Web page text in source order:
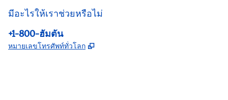
มีอะไรให้เราช่วยหรือไม่
โทรศัพท์:
+1-800-ฮัมตัน
หมายเลขโทรศัพท์ทั่วโลก ,